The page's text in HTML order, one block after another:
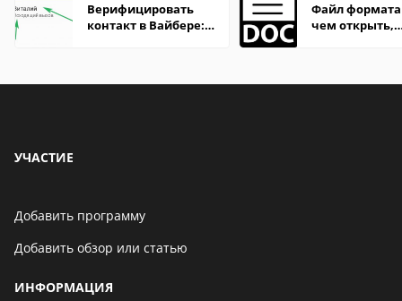
Верифицировать
контакт в Вайбере:
Файл формата
чем открыть,
УЧАСТИЕ
Добавить программу
Добавить обзор или статью
ИНФОРМАЦИЯ